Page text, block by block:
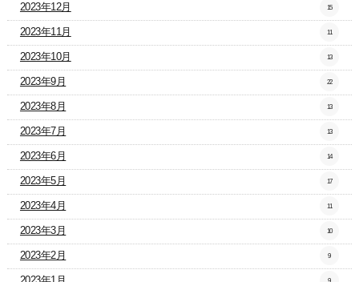
2023年12月 15
2023年11月 11
2023年10月 13
2023年9月 22
2023年8月 13
2023年7月 13
2023年6月 14
2023年5月 17
2023年4月 11
2023年3月 10
2023年2月 9